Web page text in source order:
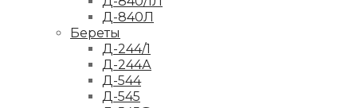
Д-840Л
Береты
Д-244/1
Д-244А
Д-544
Д-545